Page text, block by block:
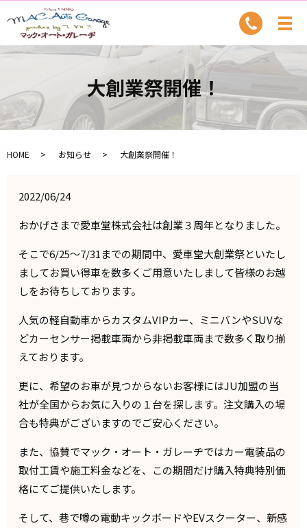
大創業祭開催！
HOME お知らせ 大創業祭開催！
2022/06/24
おかげさまで愛車堂株式会社は創業３周年となりました。
そこで6/25～7/31までの期間中、愛車堂大創業祭といたし
ましてお買い得車を数多くご用意いたしまして皆様のお越
しをお待ちしております。
人気の軽自動車からカスタムVIPカー、ミニバンやSUVな
どカーセンサー掲載車両から非掲載車両まで数多く取り揃
えております。
更に、希望のお車が見つからないお客様にはJU加盟の当
社が全国からお気に入りの１台を探します。注文購入の場
合も特典がございますのでご安心ください。
また、協賛でマック・オート・ガレーヂではカー電装品の
取付工賃や施工料金などを、この期間だけ購入特典特別価
格にてご提供いたします。
そして、巷で噂の電動キックボードやEVスクーター、新感